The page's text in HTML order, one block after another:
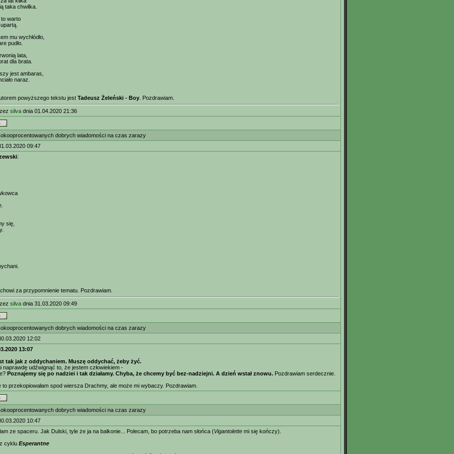
taka chwilka.
to warto
mu wychłódło,
pudło.
lata,
dla brata.
jest ambaras,
naraz.
powyższego tekstu jest Tadeusz Żeleński - Boy . Pozdrawiam.
silva dnia 01.04.2020 21:36
dobrych wiadomości na czas zarazy
09:47
:
się,
za przypomnienie tematu. Pozdrawiam.
silva dnia 31.03.2020 09:49
dobrych wiadomości na czas zarazy
12:02
13:07
tak jak z oddychaniem. Muszę oddychać, żeby żyć.
naprawdę udźwignąć to, że jestem człowiekiem -
Poznajemy się po nadziei i tak działamy. Chyba, że chcemy być bez-nadziejni. A dzień wstał znowu. Pozdrawiam serdecznie.
to przekopiowałam spod wiersza Drachmy, ale może mi wybaczy. Pozdrawiam.
dobrych wiadomości na czas zarazy
10:47
ze spaceru. Jak Dulski, tyle że ja na balkonie... Polecam, bo potrzeba nam słońca (Vigantolette mi się kończy).
cyklu Esperantne